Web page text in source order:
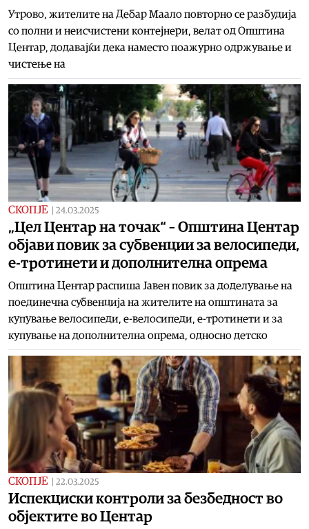
Утрово, жителите на Дебар Маало повторно се разбудија
со полни и неисчистени контејнери, велат од Општина
Центар, додавајќи дека наместо поажурно одржување и
чистење на
СКОПЈЕ 24.03.2025
„Цел Центар на точак“ – Општина Центар
објави повик за субвенции за велосипеди,
е-тротинети и дополнителна опрема
Општина Центар распиша Јавен повик за доделување на
поединечна субвенција на жителите на општината за
купување велосипеди, е-велосипеди, е-тротинети и за
купување на дополнителна опрема, односно детско
СКОПЈЕ 22.03.2025
Испекциски контроли за безбедност во
објектите во Центар